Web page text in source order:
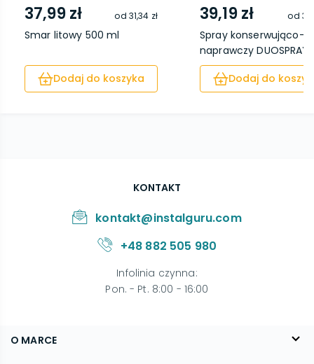
37,99 zł od 31,34 zł
Smar litowy 500 ml
Dodaj do koszyka
39,19 zł od
Spray konserwująco-
naprawczy DUOSPRAY
Dodaj do
O MARCE
KONTAKT
kontakt@instalguru.com
+48 882 505 980
Infolinia czynna:
Pon. - Pt. 8:00 - 16:00